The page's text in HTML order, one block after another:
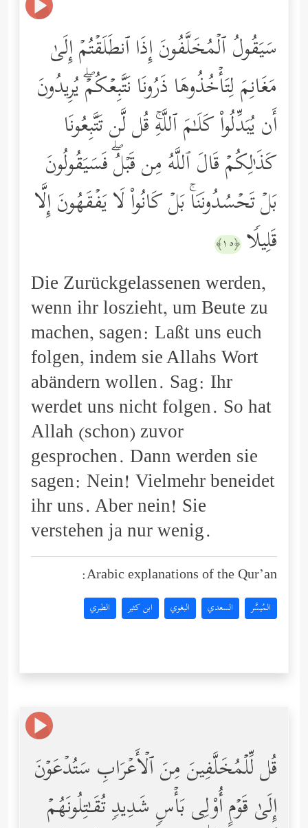
سَیَقُولُ ٱلۡمُخَلَّفُونَ إِذَا ٱنطَلَقۡتُمۡ إِلَىٰ
مَغَانِمَ لِتَأۡخُذُوهَا ذَرُونَا نَتَّبِعۡكُمۡۖ یُرِیدُونَ
أَن یُبَدِّلُواْ كَلَـٰمَ ٱللَّهِۚ قُل لَّن تَتَّبِعُونَا
كَذَ ٰ⁠لِكُمۡ قَالَ ٱللَّهُ مِن قَبۡلُۖ فَسَیَقُولُونَ
بَلۡ تَحۡسُدُونَنَاۚ بَلۡ كَانُواْ لَا یَفۡقَهُونَ إِلَّا
قَلِیلࣰا ﴿١٥﴾
Die Zurückgelassenen werden,
wenn ihr loszieht, um Beute zu
machen, sagen: Laßt uns euch
folgen, indem sie Allahs Wort
abändern wollen. Sag: Ihr
werdet uns nicht folgen. So hat
Allah (schon) zuvor
gesprochen. Dann werden sie
sagen: Nein! Vielmehr beneidet
ihr uns. Aber nein! Sie
verstehen ja nur wenig.
Arabic explanations of the Qur’an:
المُيسَّر السعدي البغوي ابن كثير الطبري
قُل لِّلۡمُخَلَّفِینَ مِنَ ٱلۡأَعۡرَابِ سَتُدۡعَوۡنَ
إِلَىٰ قَوۡمٍ أُوْلِی بَأۡسࣲ شَدِیدࣲ تُقَـٰتِلُونَهُمۡ